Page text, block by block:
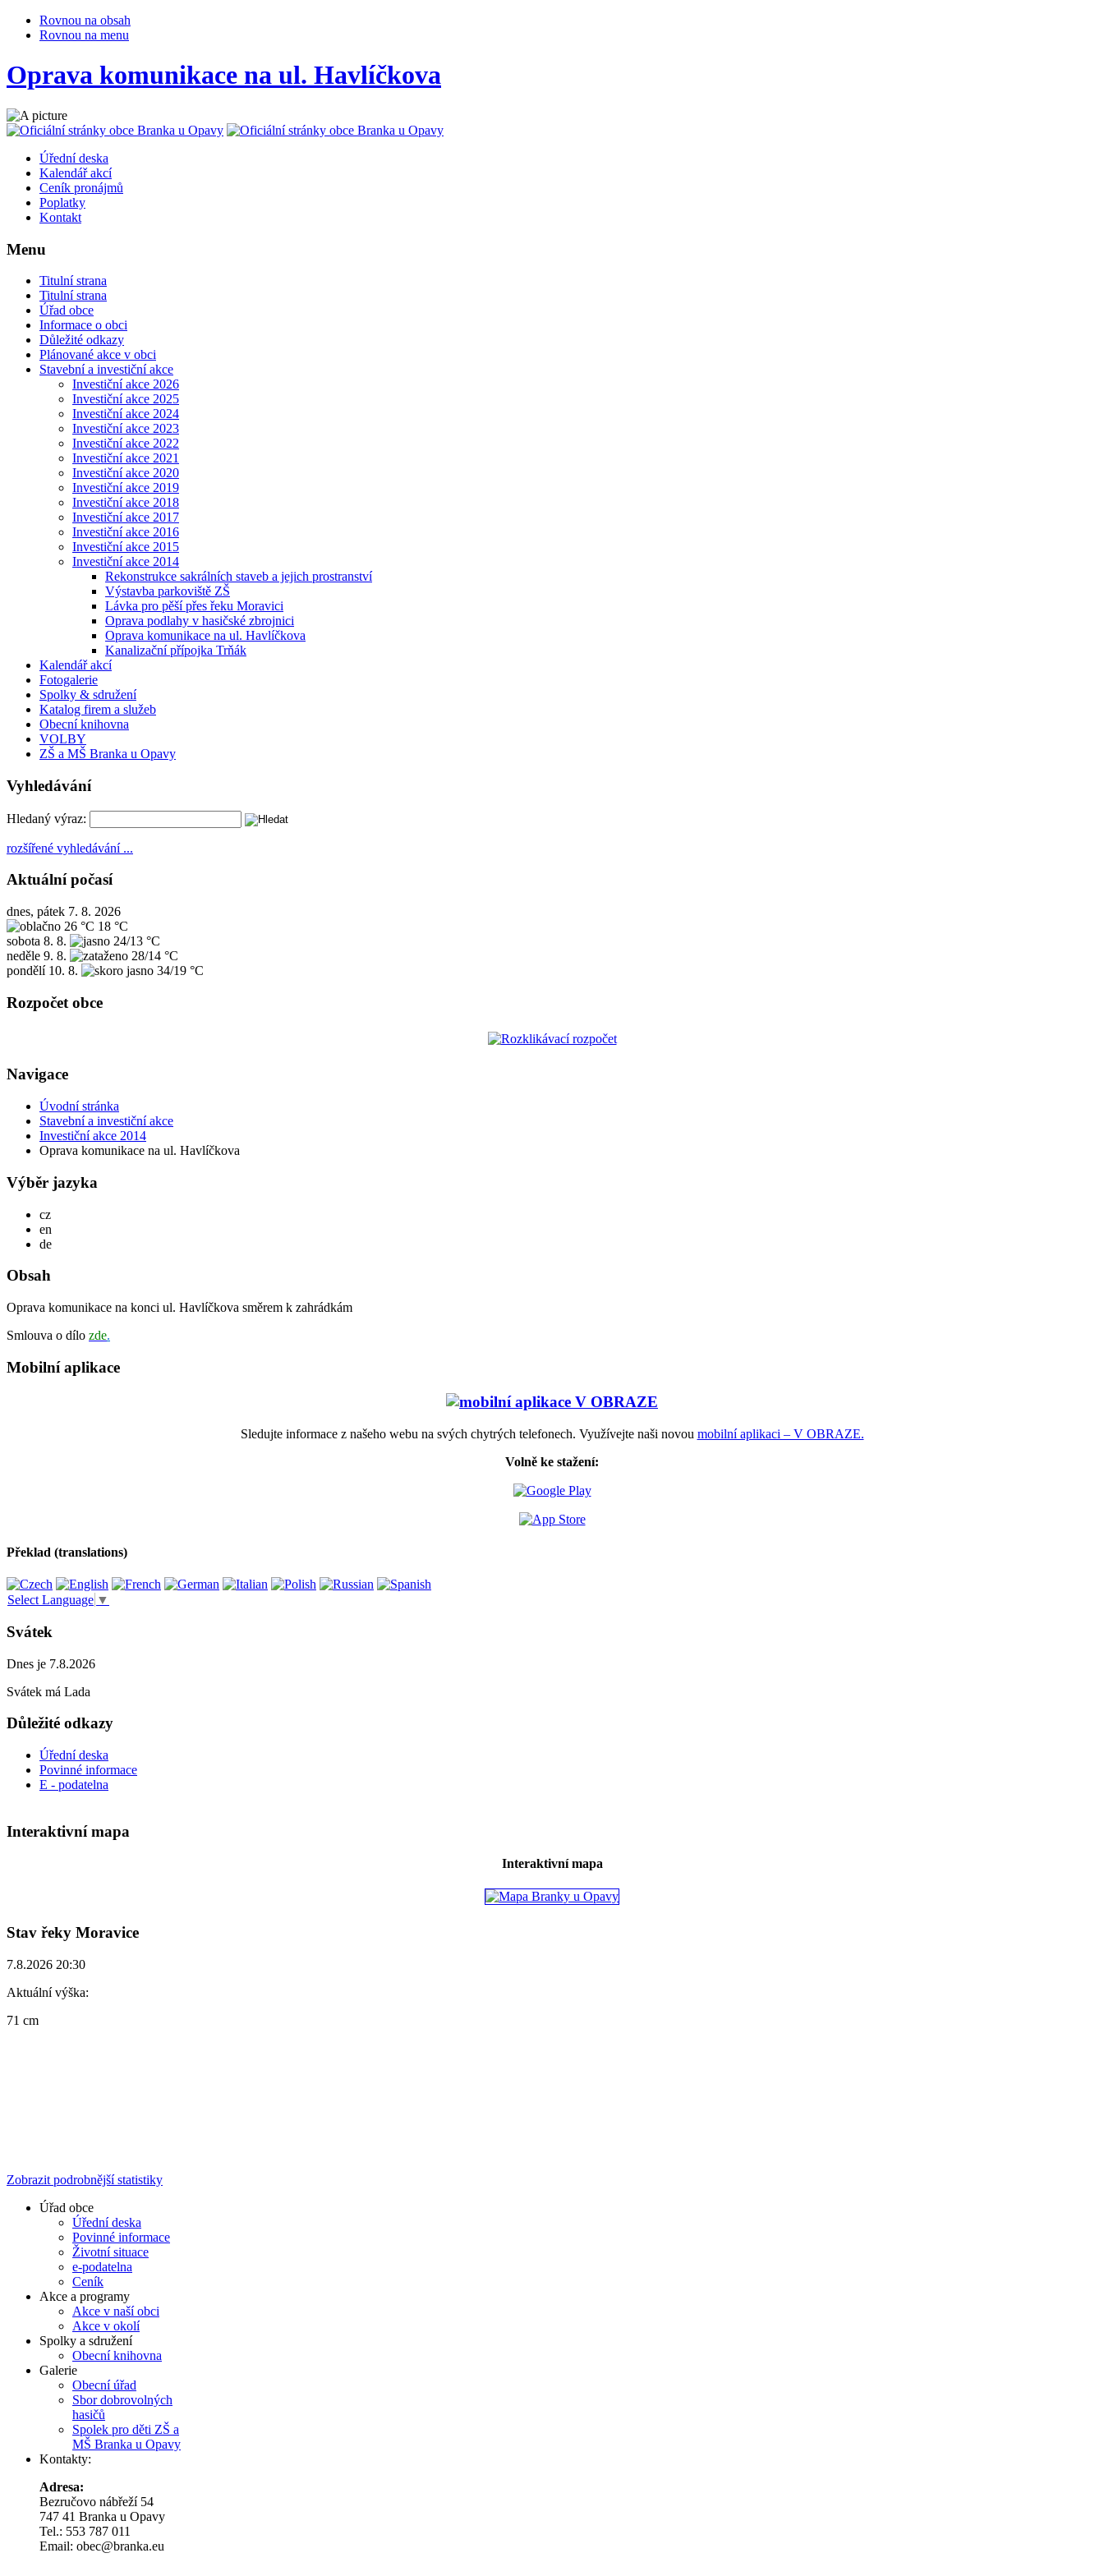
Rovnou na obsah
Rovnou na menu
Oprava komunikace na ul. Havlíčkova
Úřední deska
Kalendář akcí
Ceník pronájmů
Poplatky
Kontakt
Menu
Titulní strana
Titulní strana
Úřad obce
Informace o obci
Důležité odkazy
Plánované akce v obci
Stavební a investiční akce
Investiční akce 2026
Investiční akce 2025
Investiční akce 2024
Investiční akce 2023
Investiční akce 2022
Investiční akce 2021
Investiční akce 2020
Investiční akce 2019
Investiční akce 2018
Investiční akce 2017
Investiční akce 2016
Investiční akce 2015
Investiční akce 2014
Rekonstrukce sakrálních staveb a jejich prostranství
Výstavba parkoviště ZŠ
Lávka pro pěší přes řeku Moravici
Oprava podlahy v hasičské zbrojnici
Oprava komunikace na ul. Havlíčkova
Kanalizační přípojka Trňák
Kalendář akcí
Fotogalerie
Spolky & sdružení
Katalog firem a služeb
Obecní knihovna
VOLBY
ZŠ a MŠ Branka u Opavy
Vyhledávání
Hledaný výraz:
rozšířené vyhledávání ...
Aktuální počasí
dnes, pátek 7. 8. 2026
26 °C 18 °C
sobota 8. 8.
24/13 °C
neděle 9. 8.
28/14 °C
pondělí 10. 8. 34/19 °C
Rozpočet obce
Navigace
Úvodní stránka
Stavební a investiční akce
Investiční akce 2014
Oprava komunikace na ul. Havlíčkova
Výběr jazyka
czČesky
en
deDeutsch
Obsah
Oprava komunikace na konci ul. Havlíčkova směrem k zahrádkám
Smlouva o dílo zde.
Mobilní aplikace
Sledujte informace z našeho webu na svých chytrých telefonech. Využívejte naši novou mobilní aplikaci – V OBRAZE.
Volně ke stažení:
Překlad (translations)
Select Language ▼
Svátek
Dnes je 7.8.2026
Svátek má Lada
Důležité odkazy
Úřední deska
Povinné informace
E - podatelna
Interaktivní mapa
Interaktivní mapa
Stav řeky Moravice
7.8.2026 20:30
Aktuální výška:
71 cm
Zobrazit podrobnější statistiky
Úřad obce
Úřední deska
Povinné informace
Životní situace
e-podatelna
Ceník
Akce a programy
Akce v naší obci
Akce v okolí
Spolky a sdružení
Obecní knihovna
Galerie
Obecní úřad
Sbor dobrovolných
hasičů
Spolek pro děti ZŠ a
MŠ Branka u Opavy
Kontakty:
Adresa:
Bezručovo nábřeží 54
747 41 Branka u Opavy
Tel.: 553 787 011
Email: obec@branka.eu